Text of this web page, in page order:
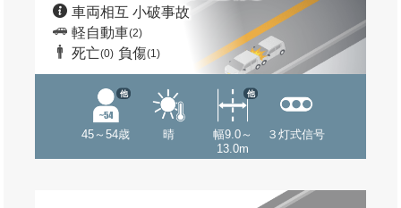
車両相互 小破事故
軽自動車(2)
死亡(0) 負傷(1)
45～54歳
他
晴
幅9.0～
13.0m
他
３灯式信号